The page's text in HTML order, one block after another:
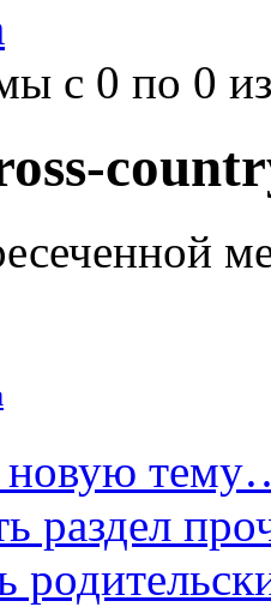
с 0 по 0
новую
раздел